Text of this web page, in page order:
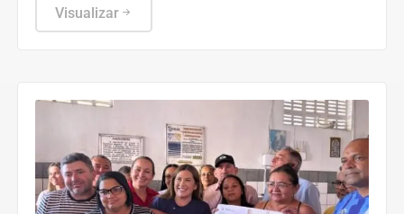
pública.
Visualizar